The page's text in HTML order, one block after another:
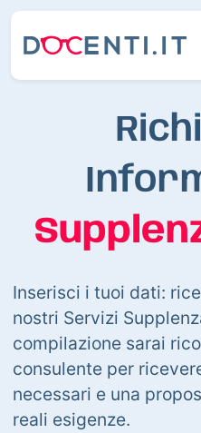
Inserisci i tuoi dati:
nostri Servizi
compilazione sarai
consulente per
necessari e una
reali esigenze.